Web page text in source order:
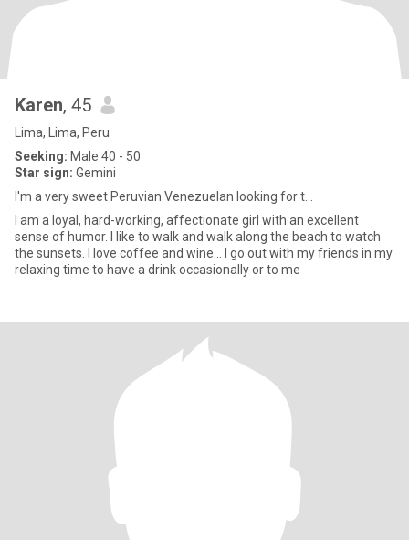
Karen, 45
Lima, Lima, Peru
Seeking: Male 40 - 50
Star sign: Gemini
I'm a very sweet Peruvian Venezuelan looking for t...
I am a loyal, hard-working, affectionate girl with an excellent
sense of humor. I like to walk and walk along the beach to watch
the sunsets. I love coffee and wine... I go out with my friends in my
relaxing time to have a drink occasionally or to me